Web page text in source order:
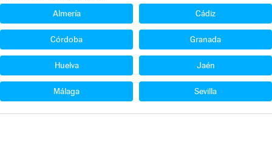
Almería Cádiz
Córdoba Granada
Huelva Jaén
Málaga Sevilla